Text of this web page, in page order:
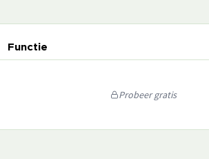
Functie
Probeer gratis